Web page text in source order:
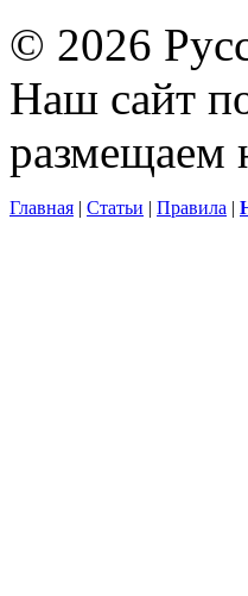
© 2026
Наш сайт
размещаем
Главная | Статьи | Правила |